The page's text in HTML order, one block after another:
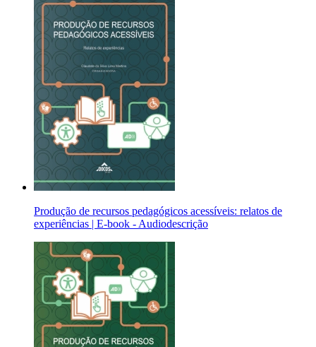
Produção de recursos pedagógicos acessíveis: relatos de
experiências | E-book - Audiodescrição